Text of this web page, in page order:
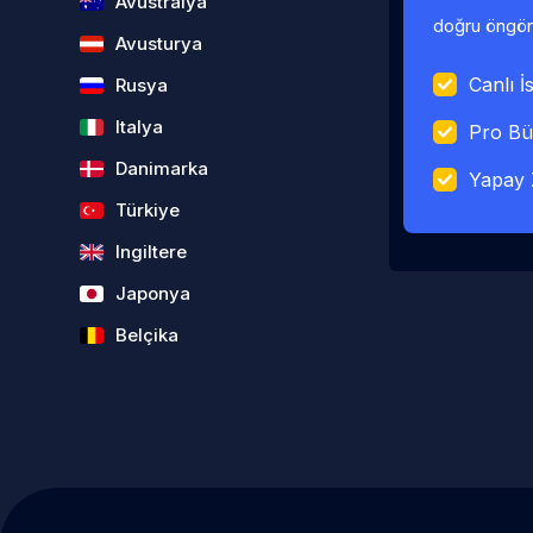
Avusturya
Rusya
Italya
Danimarka
Türkiye
Ingiltere
Japonya
Belçika
doğru
Canlı
Pro
Yapay